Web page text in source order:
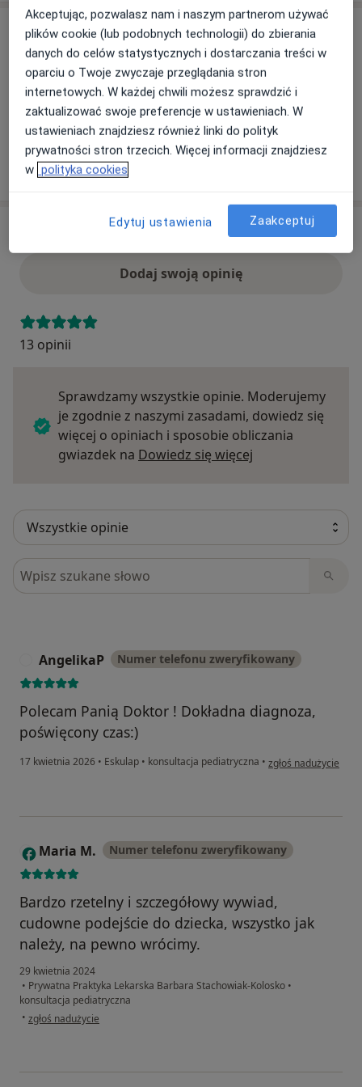
Ubezpieczenia - brak akceptowanych
Ten specjalista przyjmuje wyłącznie pacjentów
prywatnych. Możesz opłacić wizytę samodzielnie lub
znaleźć innego specjalistę, który akceptuje Twoje
ubezpieczenie.
Szukaj specjalistów według ubezpieczenia
Dodaj swoją opinię
13 opinii
Sprawdzamy wszystkie opinie. Moderujemy
je zgodnie z naszymi zasadami, dowiedz się
więcej o opiniach i sposobie obliczania
gwiazdek na Dowiedz się więcej
Szukaj w opiniach
AngelikaP Numer telefonu zweryfikowany
Polecam Panią Doktor ! Dokładna diagnoza,
poświęcony czas:)
17 kwietnia 2026 • Eskulap • konsultacja pediatryczna • w opinii użytkownika
zgłoś nadużycie
M Maria M. Numer telefonu zweryfikowany
Bardzo rzetelny i szczegółowy wywiad,
cudowne podejście do dziecka, wszystko jak
należy, na pewno wrócimy.
29 kwietnia 2024
• Prywatna Praktyka Lekarska Barbara Stachowiak-Kolosko •
konsultacja pediatryczna
• w opinii użytkownika Maria M.
zgłoś nadużycie
Akceptując, pozwalasz nam i naszym partnerom używać
plików cookie (lub podobnych technologii) do zbierania
danych do celów statystycznych i dostarczania treści w
oparciu o Twoje zwyczaje przeglądania stron
internetowych. W każdej chwili możesz sprawdzić i
zaktualizować swoje preferencje w ustawieniach. W
ustawieniach znajdziesz również linki do polityk
prywatności stron trzecich. Więcej informacji znajdziesz
w polityka cookies
Edytuj ustawienia Zaakceptuj